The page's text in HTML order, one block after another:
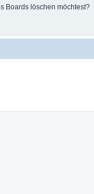
Boards löschen möchtest?